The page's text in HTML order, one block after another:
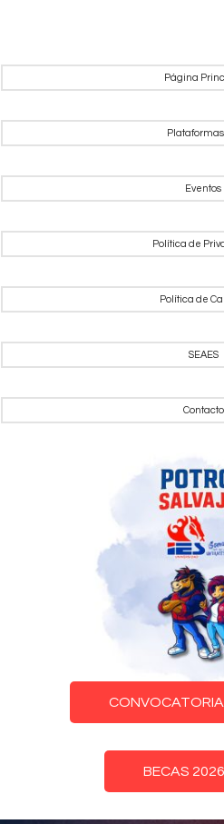
Página
Plataformas
Eventos
Política de
Política de
SEAES
Contacto
BECAS